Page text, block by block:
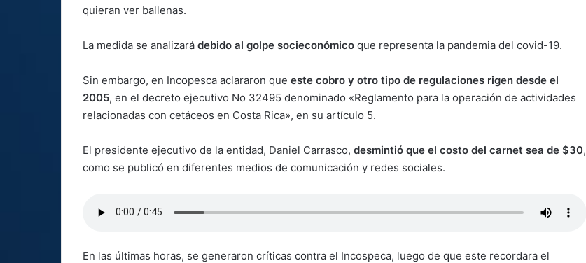
quieran ver ballenas.
La medida se analizará debido al golpe socieconómico que representa la pandemia del covid-19.
Sin embargo, en Incopesca aclararon que este cobro y otro tipo de regulaciones rigen desde el
2005, en el decreto ejecutivo No 32495 denominado «Reglamento para la operación de actividades
relacionadas con cetáceos en Costa Rica», en su artículo 5.
El presidente ejecutivo de la entidad, Daniel Carrasco, desmintió que el costo del carnet sea de $30,
como se publicó en diferentes medios de comunicación y redes sociales.
En las últimas horas, se generaron críticas contra el Incospeca, luego de que este recordara el